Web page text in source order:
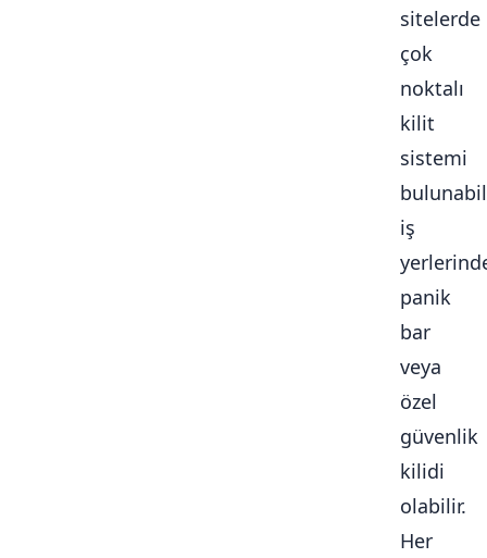
sitelerde
çok
noktalı
kilit
sistemi
iş
panik
bar
veya
özel
güvenlik
kilidi
olabilir.
Her